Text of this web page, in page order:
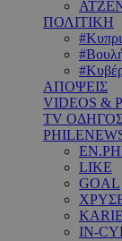
ΠΟΛΙΤΙΚΗ
ΑΠΟΨΕΙΣ
VIDEOS &
TV
LIKE
GOAL
IN-